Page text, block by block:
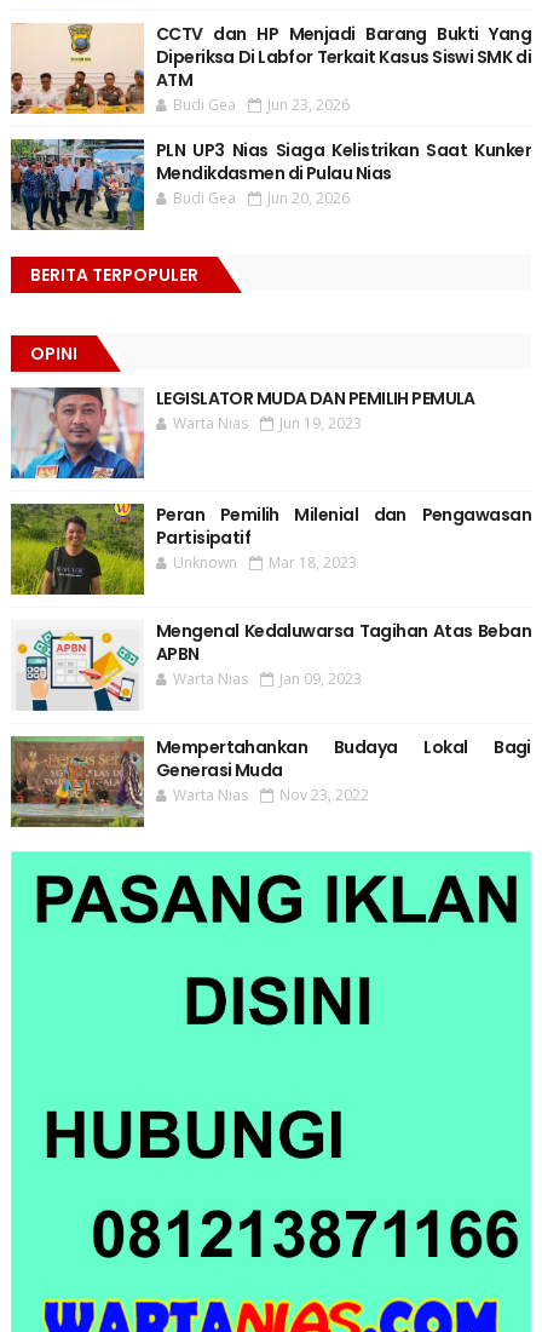
CCTV dan HP Menjadi Barang Bukti Yang
Diperiksa Di Labfor Terkait Kasus Siswi SMK di
ATM
Budi Gea Jun 23, 2026
PLN UP3 Nias Siaga Kelistrikan Saat Kunker
Mendikdasmen di Pulau Nias
Budi Gea Jun 20, 2026
BERITA TERPOPULER
OPINI
LEGISLATOR MUDA DAN PEMILIH PEMULA
Warta Nias Jun 19, 2023
Peran Pemilih Milenial dan Pengawasan
Partisipatif
Unknown Mar 18, 2023
Mengenal Kedaluwarsa Tagihan Atas Beban
APBN
Warta Nias Jan 09, 2023
Mempertahankan Budaya Lokal Bagi
Generasi Muda
Warta Nias Nov 23, 2022